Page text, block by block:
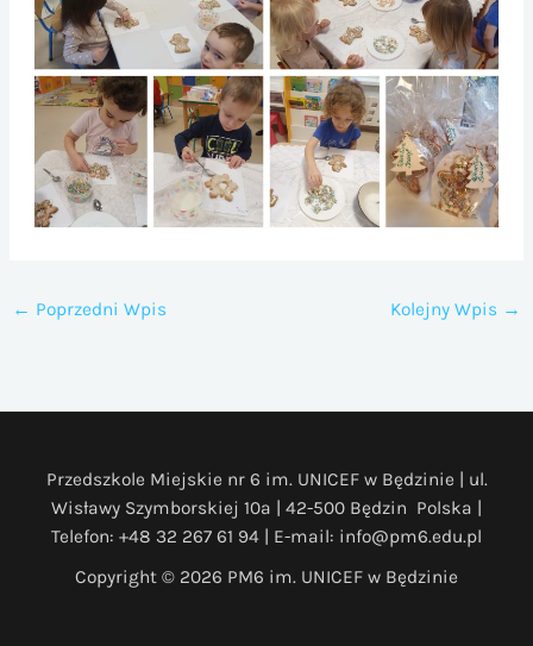
← Poprzedni Wpis Kolejny Wpis →
Przedszkole Miejskie nr 6 im. UNICEF w Będzinie | ul.
Wisławy Szymborskiej 10a | 42-500 Będzin Polska |
Telefon: +48 32 267 61 94 | E-mail: info@pm6.edu.pl
Copyright © 2026 PM6 im. UNICEF w Będzinie